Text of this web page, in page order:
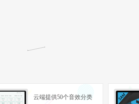
云端提供50个音效分类